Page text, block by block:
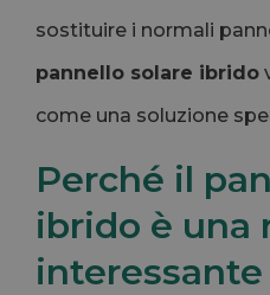
sostituire i normali
pannello solare ibrido
come una soluzione
Perché il
ibrido è una
interessante